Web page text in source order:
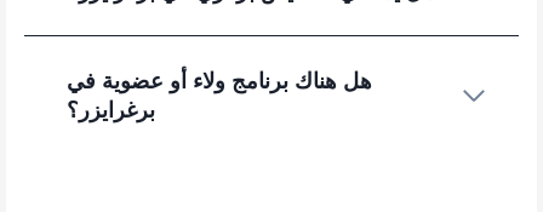
هل هناك برنامج ولاء أو عضوية في
برغرايزر؟